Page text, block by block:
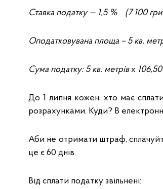
Ставка податку — 1,5 % (7 100
Оподатковувана площа – 5 кв.
Сума податку: 5 кв. метрівх
До 1 липня кожен, хто має
розрахунками. Куди? В
Аби не отримати штраф,
це є 60 днів.
Від сплати податку звільнені: